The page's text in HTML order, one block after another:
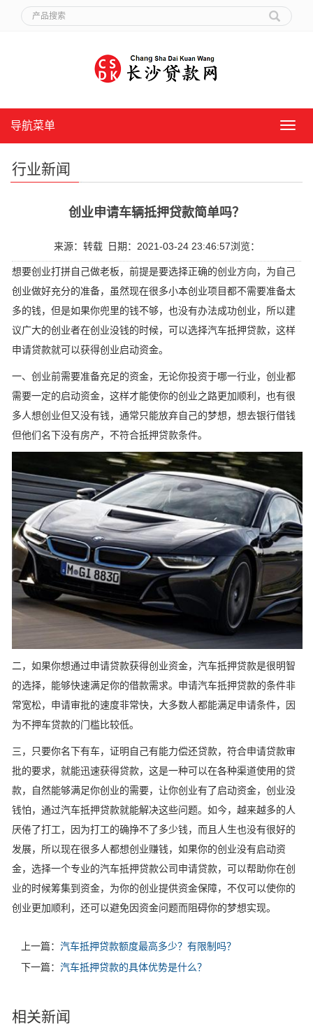
导
导航菜单
行业新闻
创业申请车辆抵押贷款简单吗？
来源：转载 日期：2021-03-24 23:46:57浏览：
想要创业打拼自己做老板，前提是要选择正确的创业方向，为自己
创业做好充分的准备，虽然现在很多小本创业项目都不需要准备太
多的钱，但是如果你兜里的钱不够，也没有办法成功创业，所以建
议广大的创业者在创业没钱的时候，可以选择汽车抵押贷款，这样
申请贷款就可以获得创业启动资金。
一、创业前需要准备充足的资金，无论你投资于哪一行业，创业都
需要一定的启动资金，这样才能使你的创业之路更加顺利，也有很
多人想创业但又没有钱，通常只能放弃自己的梦想，想去银行借钱
但他们名下没有房产，不符合抵押贷款条件。
二，如果你想通过申请贷款获得创业资金，汽车抵押贷款是很明智
的选择，能够快速满足你的借款需求。申请汽车抵押贷款的条件非
常宽松，申请审批的速度非常快，大多数人都能满足申请条件，因
为不押车贷款的门槛比较低。
三，只要你名下有车，证明自己有能力偿还贷款，符合申请贷款审
批的要求，就能迅速获得贷款，这是一种可以在各种渠道使用的贷
款，自然能够满足你创业的需要，让你创业有了启动资金，创业没
钱怕，通过汽车抵押贷款就能解决这些问题。如今，越来越多的人
厌倦了打工，因为打工的确挣不了多少钱，而且人生也没有很好的
发展，所以现在很多人都想创业赚钱，如果你的创业没有启动资
金，选择一个专业的汽车抵押贷款公司申请贷款，可以帮助你在创
业的时候筹集到资金，为你的创业提供资金保障，不仅可以使你的
创业更加顺利，还可以避免因资金问题而阻碍你的梦想实现。
上一篇： 汽车抵押贷款额度最高多少？有限制吗？
下一篇： 汽车抵押贷款的具体优势是什么？
相关新闻